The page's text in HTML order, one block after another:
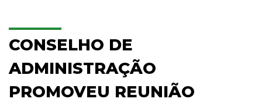
CONSELHO DE
ADMINISTRAÇÃO
PROMOVEU REUNIÃO